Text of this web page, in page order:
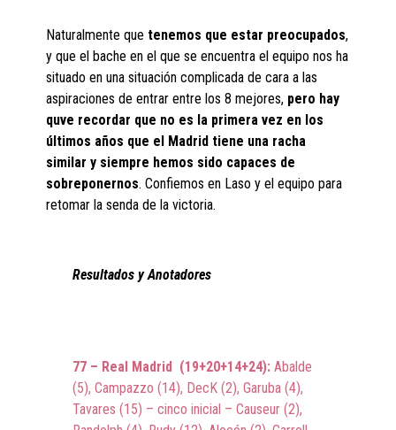
Naturalmente que tenemos que estar preocupados,
y que el bache en el que se encuentra el equipo nos ha
situado en una situación complicada de cara a las
aspiraciones de entrar entre los 8 mejores, pero hay
quve recordar que no es la primera vez en los
últimos años que el Madrid tiene una racha
similar y siempre hemos sido capaces de
sobreponernos. Confiemos en Laso y el equipo para
retomar la senda de la victoria.
Resultados y Anotadores
77 – Real Madrid (19+20+14+24):Abalde
(5), Campazzo (14), DecK (2), Garuba (4),
Tavares (15) – cinco inicial – Causeur (2),